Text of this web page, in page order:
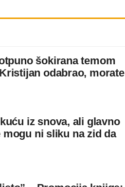
šokirana temom
odabrao, morate
iz snova, ali glavno
ni sliku na zid da